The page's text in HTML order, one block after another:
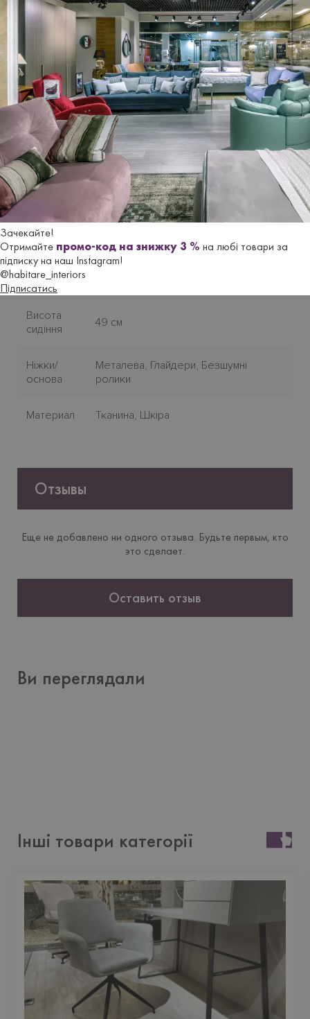
Зачекайте!
Отримайте промо-код на знижку 3 % на любі товари за
підписку на наш Instagram!
@habitare_interiors
Підписатись
Характеристики
Бренд FAMA SOFAS
Країна-
виробник
Iспанiя
Стиль Сучасний
Версія Менеджерський
Опції
З обертанням навколо осі,
Глибина
сидіння
Висота
сидіння
49 см
Нiжки/
основа
Металева, Глайдери, Безшумні
ролики
Материал Тканина, Шкіра
Отзывы
Еще не добавлено ни одного отзыва. Будьте первым, кто
это сделает.
Оставить отзыв
Ви переглядали
Інші товари категорії